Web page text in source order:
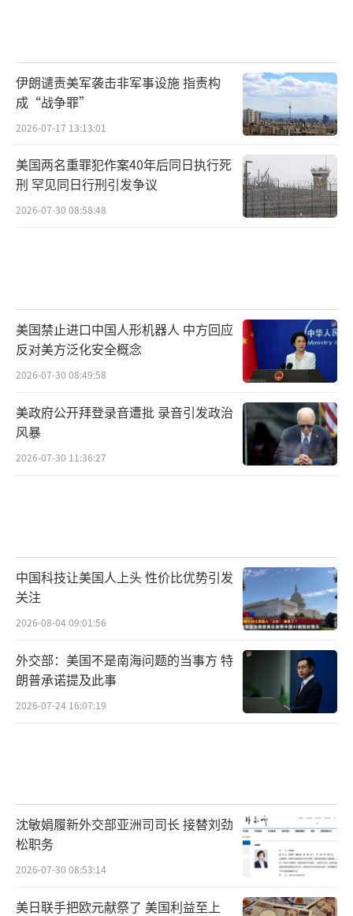
伊朗谴责美军袭击非军事设施 指责构
成“战争罪”
2026-07-17 13:13:01
美国两名重罪犯作案40年后同日执行死
刑 罕见同日行刑引发争议
2026-07-30 08:58:48
美国禁止进口中国人形机器人 中方回应
反对美方泛化安全概念
2026-07-30 08:49:58
美政府公开拜登录音遭批 录音引发政治
风暴
2026-07-30 11:36:27
中国科技让美国人上头 性价比优势引发
关注
2026-08-04 09:01:56
外交部：美国不是南海问题的当事方 特
朗普承诺提及此事
2026-07-24 16:07:19
沈敏娟履新外交部亚洲司司长 接替刘劲
松职务
2026-07-30 08:53:14
美日联手把欧元献祭了 美国利益至上